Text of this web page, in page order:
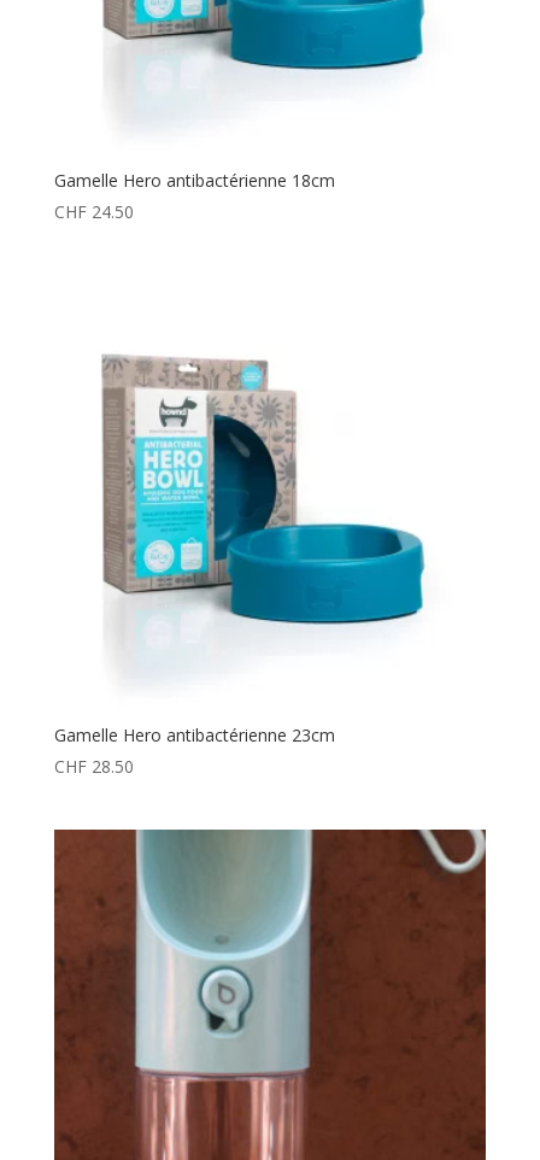
Gamelle Hero antibactérienne 18cm
CHF24.50
Gamelle Hero antibactérienne 23cm
CHF28.50